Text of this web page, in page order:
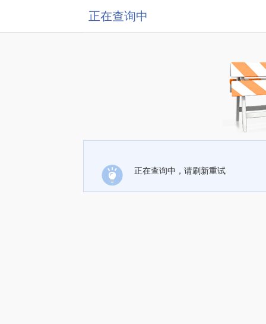
正在查询中
正在查询中，请刷新重试